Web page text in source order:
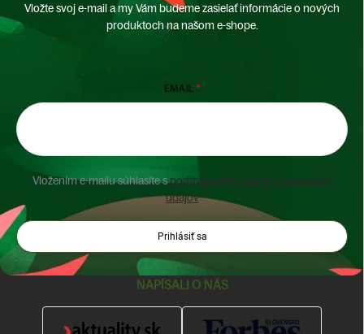
Vložte svoj e-mail a my Vám budeme zasielať informácie o nových
produktoch na našom e-shope.
EMAIL
Vložením e-mailu súhlasíte spodmienkami ochrany osobných
údajov
Prihlásiť sa
NAPÍSALI O NÁS